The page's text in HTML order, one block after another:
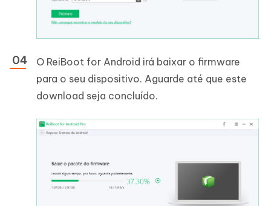
O ReiBoot for Android irá baixar o firmware
para o seu dispositivo. Aguarde até que este
download seja concluído.